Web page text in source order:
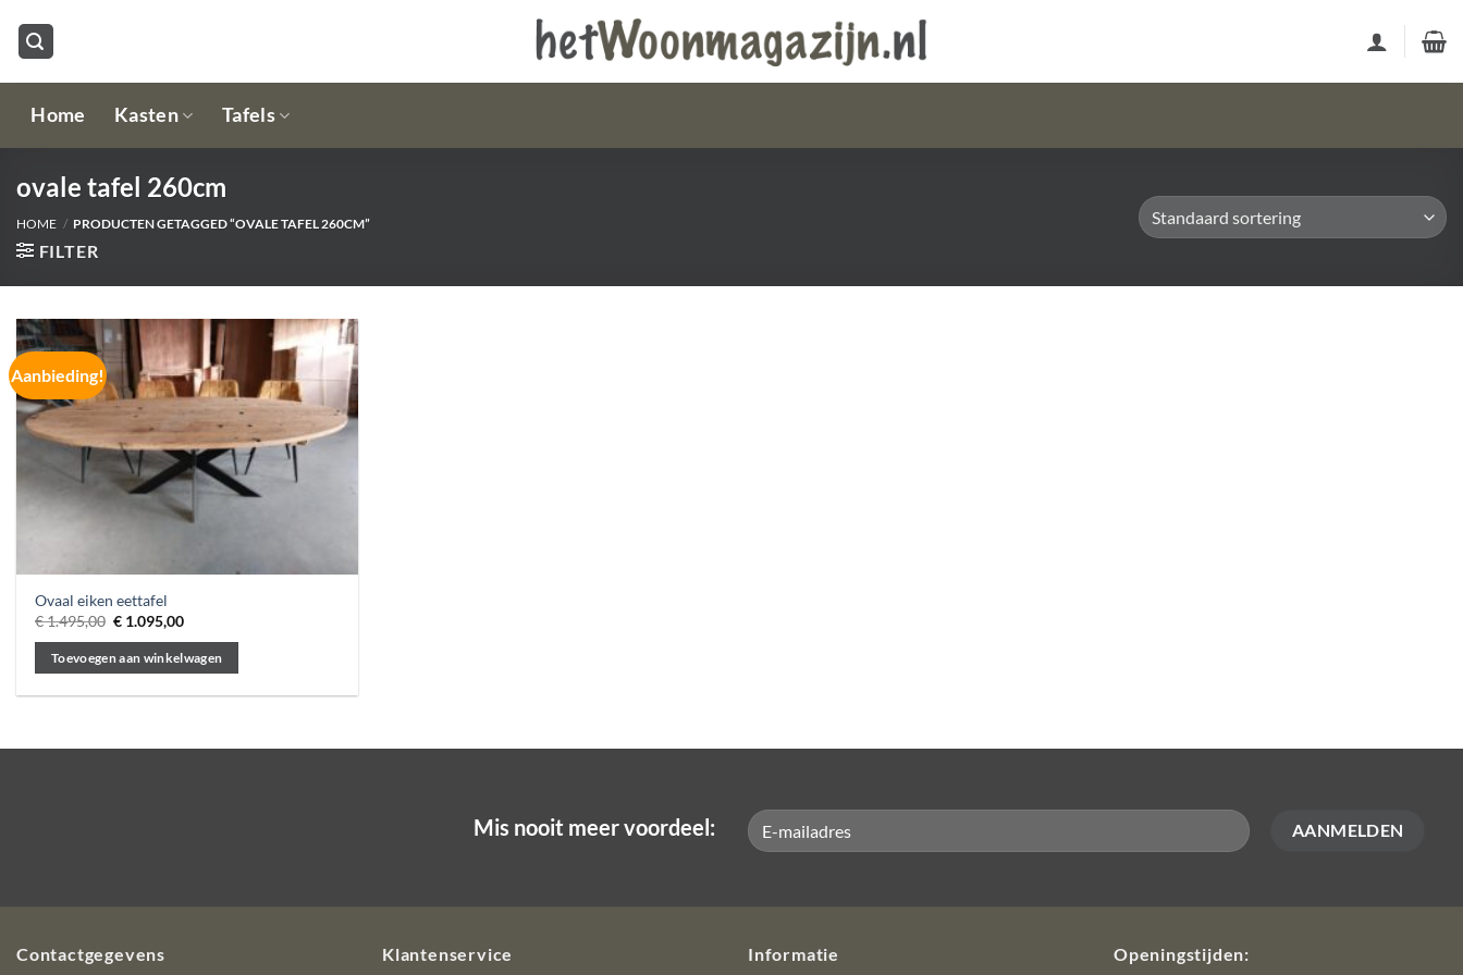
naar
Home Kasten Tafels
ovale tafel 260cm
HOME / PRODUCTEN GETAGGED “OVALE TAFEL 260CM”
FILTER
Aanbieding!
Ovaal eiken eettafel
€1.495,00 Oorspronkelijke
€ 1.495,00.
€ 1.095,00Huidige
€ 1.095,00.
Toevoegen aan winkelwagen
Mis nooit meer voordeel:
Contactgegevens Klantenservice Informatie Openingstijden: